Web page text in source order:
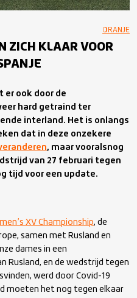
ORANJE
ZICH KLAAR VOOR
er ook door de
hard getraind ter
interland. Het is onlangs
dat in deze onzekere
, maar vooralsnog
van 27 februari tegen
tijd voor een update.
XV Championship, de
samen met Rusland en
dames in een
Rusland, en de wedstrijd tegen
werd door Covid-19
moeten het nog tegen elkaar